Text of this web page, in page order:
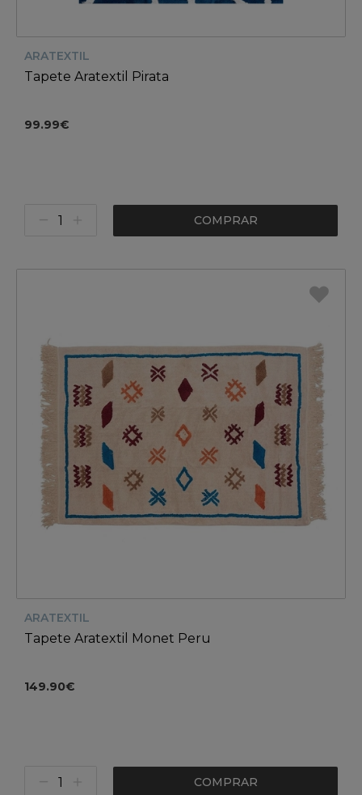
ARATEXTIL
Tapete Aratextil Pirata
99.99€
COMPRAR
ARATEXTIL
Tapete Aratextil Monet Peru
149.90€
COMPRAR